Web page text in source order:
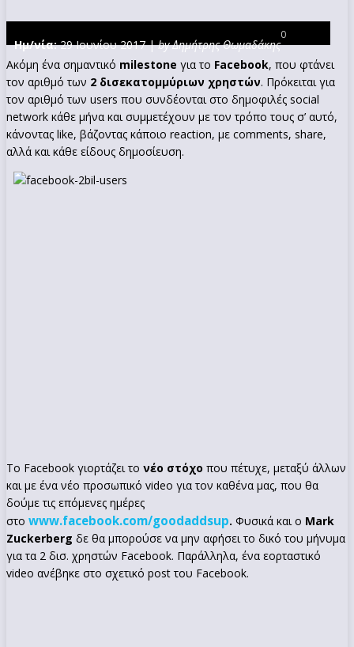
Ημ/νία:29 Ιουνίου 2017 |by Δημήτρης Θωμαδάκης
0
Ακόμη ένα σημαντικό milestone για το Facebook, που φτάνει
τον αριθμό των 2 δισεκατομμύριων χρηστών. Πρόκειται για
τον αριθμό των users που συνδέονται στο δημοφιλές social
network κάθε μήνα και συμμετέχουν με τον τρόπο τους σ’ αυτό,
κάνοντας like, βάζοντας κάποιο reaction, με comments, share,
αλλά και κάθε είδους δημοσίευση.
Το Facebook γιορτάζει το νέο στόχο που πέτυχε, μεταξύ άλλων
και με ένα νέο προσωπικό video για τον καθένα μας, που θα
δούμε τις επόμενες ημέρες
στο www.facebook.com/goodaddsup. Φυσικά και ο Mark
Zuckerberg δε θα μπορούσε να μην αφήσει το δικό του μήνυμα
για τα 2 δισ. χρηστών Facebook. Παράλληλα, ένα εορταστικό
video ανέβηκε στο σχετικό post του Facebook.